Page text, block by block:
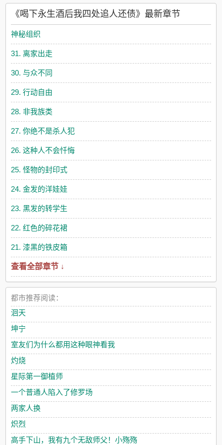
《喝下永生酒后我四处追人还债》最新章节
神秘组织
31. 离家出走
30. 与众不同
29. 行动自由
28. 非我族类
27. 你绝不是杀人犯
26. 这种人不会忏悔
25. 怪物的封印式
24. 金发的洋娃娃
23. 黑发的转学生
22. 红色的碎花裙
21. 漆黑的铁皮箱
查看全部章节 ↓
都市推荐阅读：
洄天
坤宁
室友们为什么都用这种眼神看我
灼烧
星际第一御植师
一个普通人陷入了修罗场
两家人换
炽烈
高手下山，我有九个无敌师父！小殇殇